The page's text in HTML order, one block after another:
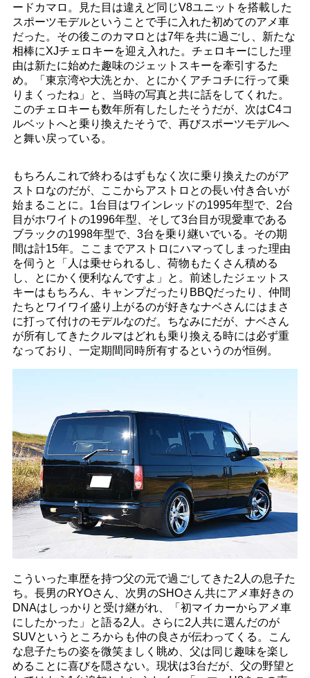
ードカマロ。見た目は違えど同じV8ユニットを搭載した
スポーツモデルということで手に入れた初めてのアメ車
だった。その後このカマロとは7年を共に過ごし、新たな
相棒にXJチェロキーを迎え入れた。チェロキーにした理
由は新たに始めた趣味のジェットスキーを牽引するた
め。「東京湾や大洗とか、とにかくアチコチに行って乗
りまくったね」と、当時の写真と共に話をしてくれた。
このチェロキーも数年所有したしたそうだが、次はC4コ
ルベットへと乗り換えたそうで、再びスポーツモデルへ
と舞い戻っている。
もちろんこれで終わるはずもなく次に乗り換えたのがア
ストロなのだが、ここからアストロとの長い付き合いが
始まることに。1台目はワインレッドの1995年型で、2台
目がホワイトの1996年型、そして3台目が現愛車である
ブラックの1998年型で、3台を乗り継いでいる。その期
間は計15年。ここまでアストロにハマってしまった理由
を伺うと「人は乗せられるし、荷物もたくさん積める
し、とにかく便利なんですよ」と。前述したジェットス
キーはもちろん、キャンプだったりBBQだったり、仲間
たちとワイワイ盛り上がるのが好きなナベさんにはまさ
に打って付けのモデルなのだ。ちなみにだが、ナベさん
が所有してきたクルマはどれも乗り換える時には必ず重
なっており、一定期間同時所有するというのが恒例。
こういった車歴を持つ父の元で過ごしてきた2人の息子た
ち。長男のRYOさん、次男のSHOさん共にアメ車好きの
DNAはしっかりと受け継がれ、「初マイカーからアメ車
にしたかった」と語る2人。さらに2人共に選んだのが
SUVというところからも仲の良さが伝わってくる。こん
な息子たちの姿を微笑ましく眺め、父は同じ趣味を楽し
めることに喜びを隠さない。現状は3台だが、父の野望と